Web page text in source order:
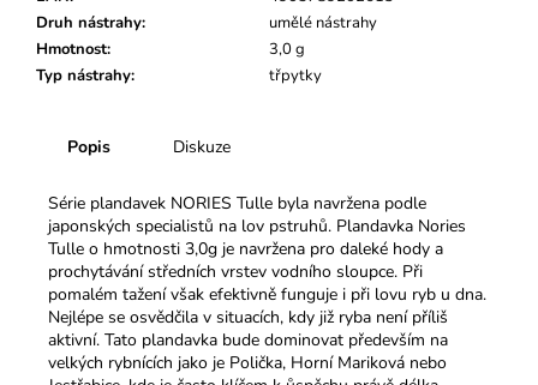
Druh nástrahy:
umělé nástrahy
Hmotnost:
3,0 g
Typ nástrahy: třpytky
Popis Diskuze
Série plandavek NORIES Tulle byla navržena podle
japonských specialistů na lov pstruhů. Plandavka Nories
Tulle o hmotnosti 3,0g je navržena pro daleké hody a
prochytávání středních vrstev vodního sloupce. Při
pomalém tažení však efektivně funguje i při lovu ryb u dna.
Nejlépe se osvědčila v situacích, kdy již ryba není příliš
aktivní. Tato plandavka bude dominovat především na
velkých rybnících jako je Polička, Horní Mariková nebo